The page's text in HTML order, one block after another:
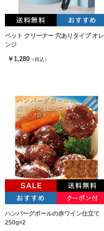
ペット クリーナー 穴ありタイプ オレ
ンジ
￥1,280 （税込）
ハンバーグボールの赤ワイン仕立て
250g×2